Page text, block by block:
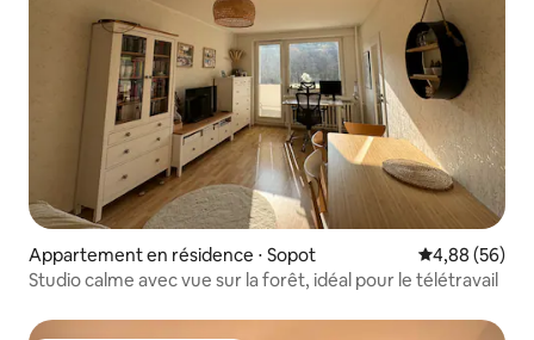
Appartement en résidence ⋅ Sopot Évaluation
4,88 (56)
Studio calme avec vue sur la forêt, idéal pour le télétravail